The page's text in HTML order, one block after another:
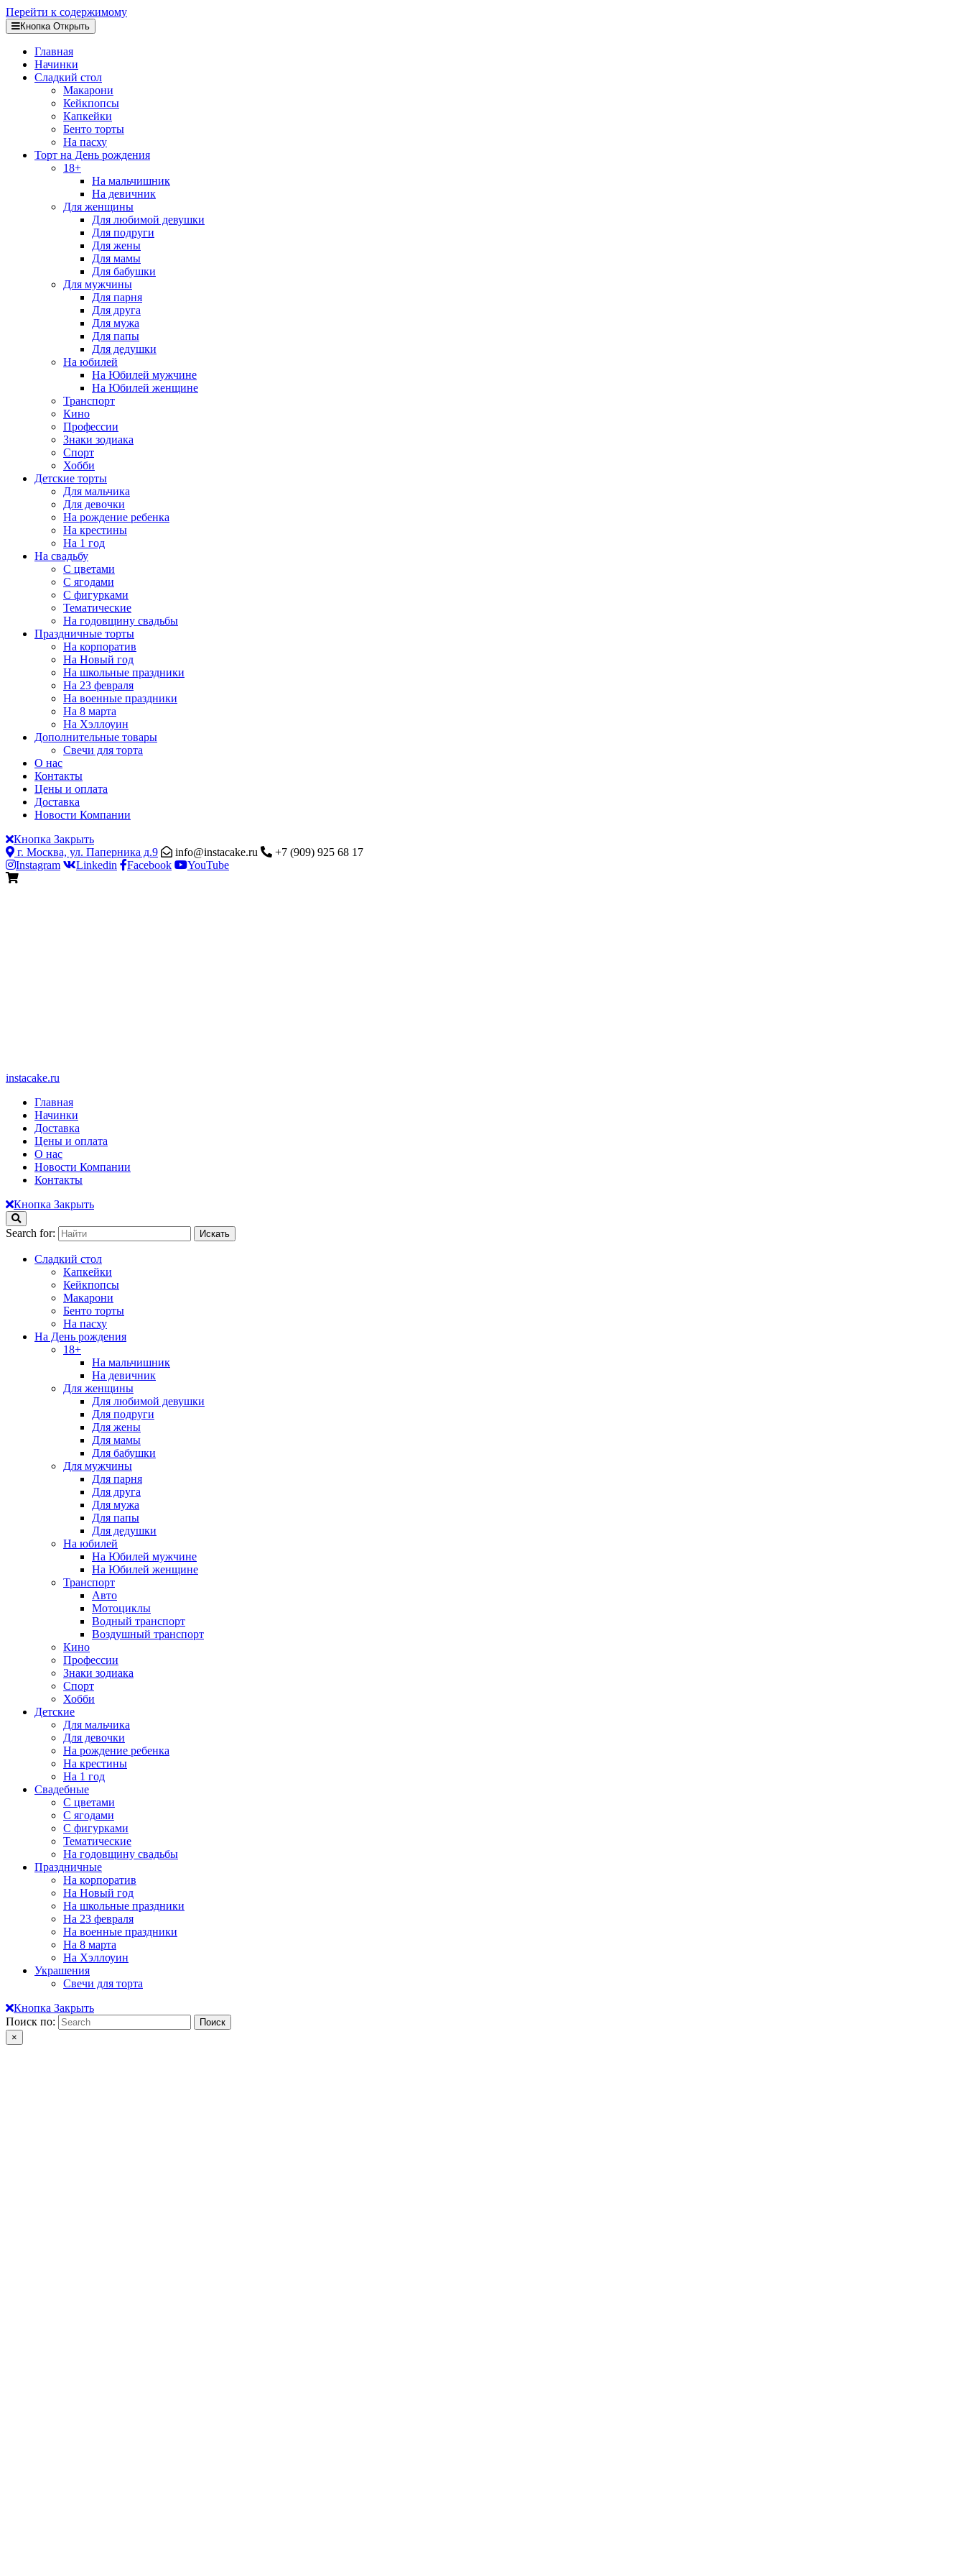
Перейти к содержимому
Кнопка Открыть
Главная
Начинки
Сладкий стол
Макарони
Кейкпопсы
Капкейки
Бенто торты
На пасху
Торт на День рождения
18+
На мальчишник
На девичник
Для женщины
Для любимой девушки
Для подруги
Для жены
Для мамы
Для бабушки
Для мужчины
Для парня
Для друга
Для мужа
Для папы
Для дедушки
На юбилей
На Юбилей мужчине
На Юбилей женщине
Транспорт
Кино
Профессии
Знаки зодиака
Спорт
Хобби
Детские торты
Для мальчика
Для девочки
На рождение ребенка
На крестины
На 1 год
На свадьбу
С цветами
С ягодами
С фигурками
Тематические
На годовщину свадьбы
Праздничные торты
На корпоратив
На Новый год
На школьные праздники
На 23 февраля
На военные праздники
На 8 марта
На Хэллоуин
Дополнительные товары
Свечи для торта
О нас
Контакты
Цены и оплата
Доставка
Новости Компании
Кнопка Закрыть
г. Москва, ул. Паперника д.9
info@instacake.ru
+7 (909) 925 68 17
Instagram
Linkedin Facebook YouTube
instacake.ru
Главная
Начинки
Доставка
Цены и оплата
О нас
Новости Компании
Контакты
Кнопка Закрыть
Search for:
Сладкий стол
Капкейки
Кейкпопсы
Макарони
Бенто торты
На пасху
На День рождения
18+
На мальчишник
На девичник
Для женщины
Для любимой девушки
Для подруги
Для жены
Для мамы
Для бабушки
Для мужчины
Для парня
Для друга
Для мужа
Для папы
Для дедушки
На юбилей
На Юбилей мужчине
На Юбилей женщине
Транспорт
Авто
Мотоциклы
Водный транспорт
Воздушный транспорт
Кино
Профессии
Знаки зодиака
Спорт
Хобби
Детские
Для мальчика
Для девочки
На рождение ребенка
На крестины
На 1 год
Свадебные
С цветами
С ягодами
С фигурками
Тематические
На годовщину свадьбы
Праздничные
На корпоратив
На Новый год
На школьные праздники
На 23 февраля
На военные праздники
На 8 марта
На Хэллоуин
Украшения
Свечи для торта
Кнопка Закрыть
Поиск по:
×